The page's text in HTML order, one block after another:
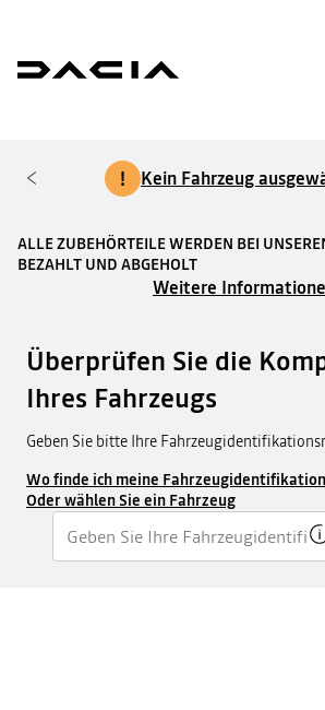
! Kein Fahrzeug
ALLE ZUBEHÖRTEILE WERDEN BEI
BEZAHLT UND ABGEHOLT
Weitere
Überprüfen Sie die
Ihres Fahrzeugs
Geben Sie bitte Ihre
Wo finde ich meine
Oder wählen Sie ein Fahrzeug